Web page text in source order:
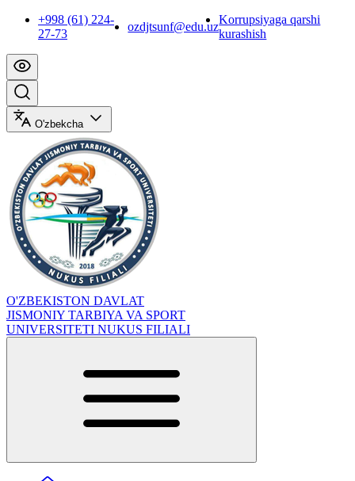
+998 (61) 224-
27-73
ozdjtsunf@edu.uz
Korrupsiyaga qarshi
kurashish
O'zbekcha
O'ZBEKISTON DAVLAT
JISMONIY TARBIYA VA SPORT
UNIVERSITETI NUKUS FILIALI